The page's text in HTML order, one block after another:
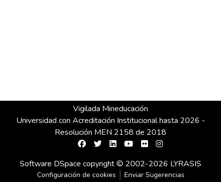
Vigilada Mineducación
Universidad con Acreditación Institucional hasta 2026 -
Resolución MEN 2158 de 2018
Software DSpace copyright © 2002-2026 LYRASIS
Configuración de cookies Enviar Sugerencias